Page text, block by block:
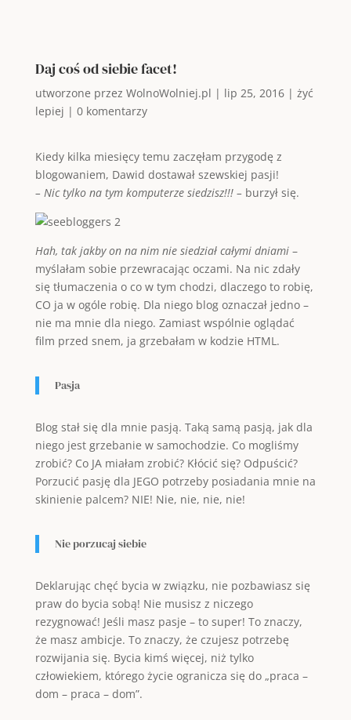
Daj coś od siebie facet!
utworzone przez WolnoWolniej.pl | lip 25, 2016| żyć
lepiej | 0 komentarzy
Kiedy kilka miesięcy temu zaczęłam przygodę z
blogowaniem, Dawid dostawał szewskiej pasji!
– Nic tylko na tym komputerze siedzisz!!! – burzył się.
Hah, tak jakby on na nim nie siedział całymi dniami–
myślałam sobie przewracając oczami. Na nic zdały
się tłumaczenia o co w tym chodzi, dlaczego to robię,
CO ja w ogóle robię. Dla niego blog oznaczał jedno –
nie ma mnie dla niego. Zamiast wspólnie oglądać
film przed snem, ja grzebałam w kodzie HTML.
Pasja
Blog stał się dla mnie pasją. Taką samą pasją, jak dla
niego jest grzebanie w samochodzie. Co mogliśmy
zrobić? Co JA miałam zrobić? Kłócić się? Odpuścić?
Porzucić pasję dla JEGO potrzeby posiadania mnie na
skinienie palcem? NIE! Nie, nie, nie, nie!
Nie porzucaj siebie
Deklarując chęć bycia w związku, nie pozbawiasz się
praw do bycia sobą! Nie musisz z niczego
rezygnować! Jeśli masz pasje – to super! To znaczy,
że masz ambicje. To znaczy, że czujesz potrzebę
rozwijania się. Bycia kimś więcej, niż tylko
człowiekiem, którego życie ogranicza się do „praca –
dom – praca – dom”.